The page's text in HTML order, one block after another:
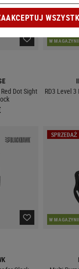
Dot Sight
W
RD3 Level
SPRZEDAŻ
W